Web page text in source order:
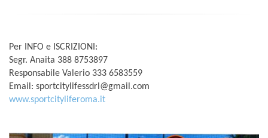
Per INFO e ISCRIZIONI:
Segr. Anaita 388 8753897
Responsabile Valerio 333 6583559
Email: sportcitylifessdrl@gmail.com
www.sportcityliferoma.it